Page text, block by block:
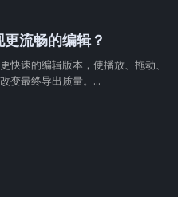
流畅的编辑？
快速的编辑版本，使播放、拖动、
变最终导出质量。...